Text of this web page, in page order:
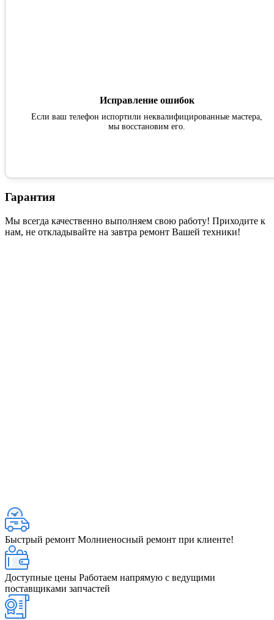
Исправление ошибок
Если ваш телефон испортили неквалифицированные мастера,
мы восстановим его.
Гарантия
Мы всегда качественно выполняем свою работу! Приходите к
нам, не откладывайте на завтра ремонт Вашей техники!
Быстрый ремонт Молниеносный ремонт при клиенте!
Доступные цены Работаем напрямую с ведущими
поставщиками запчастей